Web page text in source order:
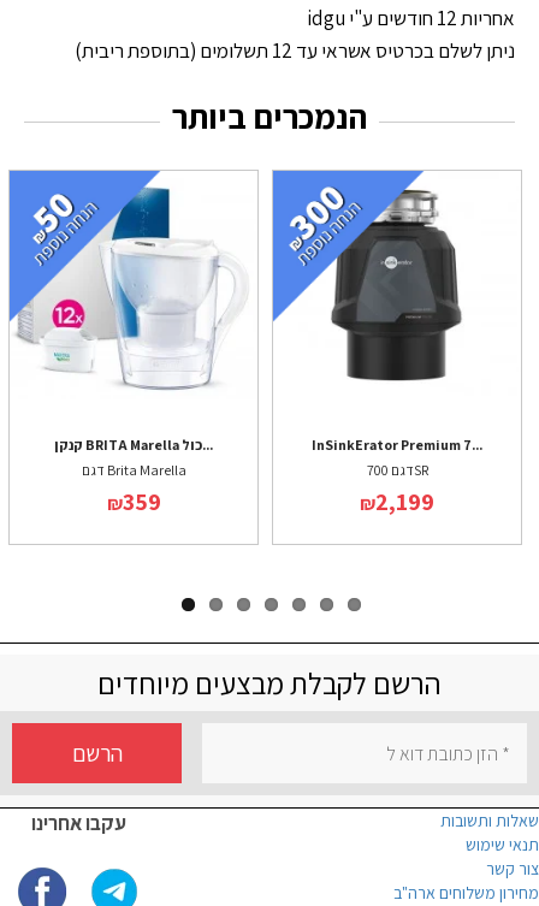
אחריות 12 חודשים ע"י idgu
ניתן לשלם בכרטיס אשראי עד 12 תשלומים (בתוספת ריבית)
הנמכרים ביותר
קנקן BRITA Marella כול...
דגם Brita Marella
₪359
InSinkErator Premium 7...
דגם 700SR
₪2,199
הרשם לקבלת מבצעים מיוחדים
הרשם
עקבו אחרינו
שאלות ותשובות
תנאי שימוש
צור קשר
מחירון משלוחים ארה"ב